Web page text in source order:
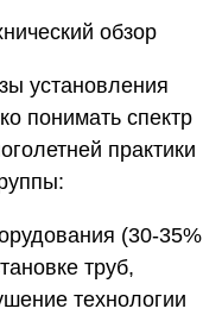
обзор
установления
понимать спектр
практики
(30-35%
труб,
технологии